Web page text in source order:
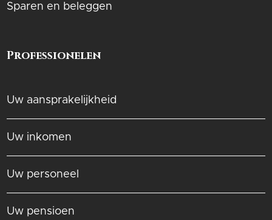
Sparen en beleggen
Professionelen
Uw aansprakelijkheid
Uw inkomen
Uw personeel
Uw pensioen